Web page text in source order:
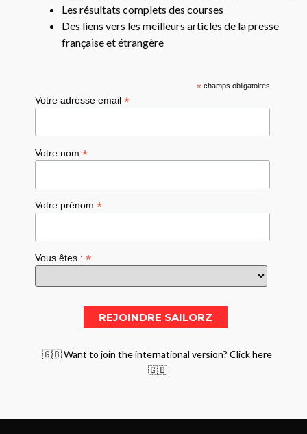
Les résultats complets des courses
Des liens vers les meilleurs articles de la presse
française et étrangère
*champs obligatoires
Votre adresse email*
Votre nom*
Votre prénom*
Vous êtes :*
🇬🇧 Want to join the international version? Click here
🇬🇧